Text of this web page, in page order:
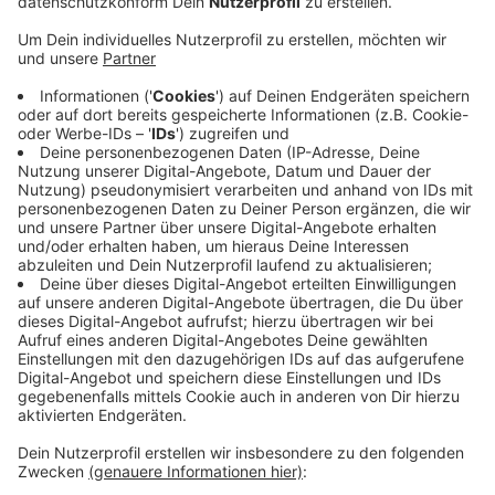
Weiterbetrieb nicht gesichert
Anzeige
Insgesamt sind 360 Mitarbeiter von der Insolvenz des
Stadtlohner Möbelherstellers betroffen. Stand jetzt
ist ein Weiterbetrieb über den 31. Mai hinaus nicht
gesichert. Der Stadlohner Möbelhersteller Hülsta
hatte die Beschäftigten im April über die Insolvenz
informiert. Das Unternehmen war wegen sinkender
Umsätze in finanzielle Schieflage geraten. Auch schon
vor 2 Jahren hatte Hülsta Insolvenz beantragt.